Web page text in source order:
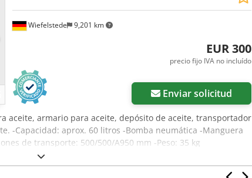
Wiefelstede 9,201 km
EUR 300
precio fijo IVA no incluído
Enviar solicitud
aceite, armario para aceite, depósito de aceite, transportador
-Capacidad: aprox. 60 litros -Bomba neumática -Manguera
de transporte: 500/500/A950 mm -Peso: 35 kg